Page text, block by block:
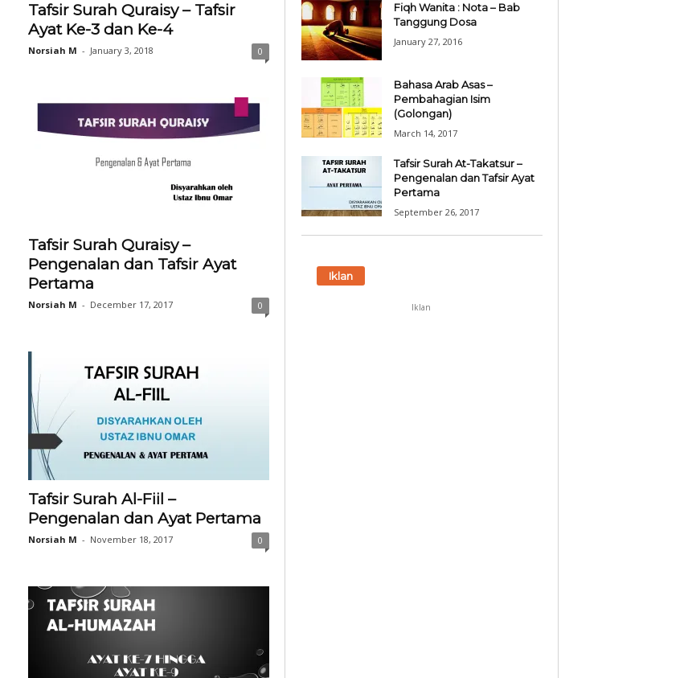
Tafsir Surah Quraisy – Tafsir
Ayat Ke-3 dan Ke-4
Norsiah M - January 3, 2018 0
Tafsir Surah Quraisy –
Pengenalan dan Tafsir Ayat
Pertama
Norsiah M - December 17, 2017 0
Tafsir Surah Al-Fiil –
Pengenalan dan Ayat Pertama
Norsiah M - November 18, 2017 0
Fiqh Wanita : Nota – Bab
Tanggung Dosa
January 27, 2016
Bahasa Arab Asas –
Pembahagian Isim
(Golongan)
March 14, 2017
Tafsir Surah At-Takatsur –
Pengenalan dan Tafsir Ayat
Pertama
September 26, 2017
Iklan
Iklan